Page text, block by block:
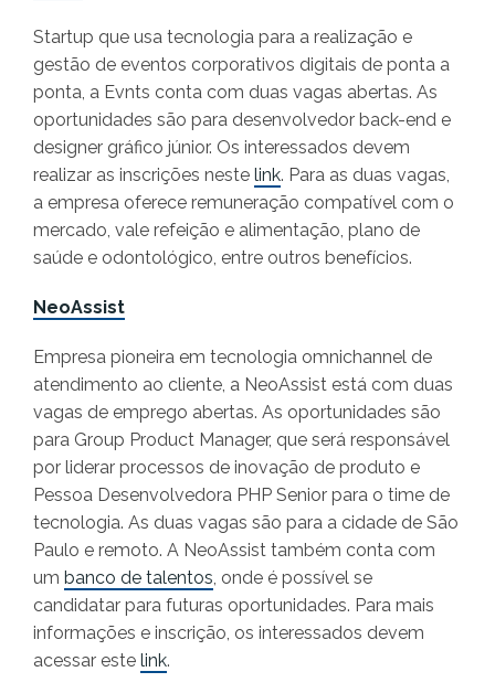
Startup que usa tecnologia para a realização e
gestão de eventos corporativos digitais de ponta a
ponta, a Evnts conta com duas vagas abertas. As
oportunidades são para desenvolvedor back-end e
designer gráfico júnior. Os interessados devem
realizar as inscrições neste link. Para as duas vagas,
a empresa oferece remuneração compatível com o
mercado, vale refeição e alimentação, plano de
saúde e odontológico, entre outros benefícios.
NeoAssist
Empresa pioneira em tecnologia omnichannel de
atendimento ao cliente, a NeoAssist está com duas
vagas de emprego abertas. As oportunidades são
para Group Product Manager, que será responsável
por liderar processos de inovação de produto e
Pessoa Desenvolvedora PHP Senior para o time de
tecnologia. As duas vagas são para a cidade de São
Paulo e remoto. A NeoAssist também conta com
um banco de talentos, onde é possível se
candidatar para futuras oportunidades. Para mais
informações e inscrição, os interessados devem
acessar este link.